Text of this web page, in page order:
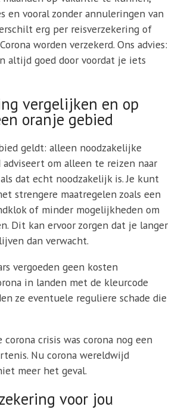
en vooral zonder annuleringen van
erg per reisverzekering of
worden verzekerd. Ons advies:
altijd goed door voordat je iets
vergelijken en op
oranje gebied
geldt: alleen noodzakelijke
adviseert om alleen te reizen naar
dat echt noodzakelijk is. Je kunt
strengere maatregelen zoals een
of minder mogelijkheden om
Dit kan ervoor zorgen dat je langer
dan verwacht.
vergoeden geen kosten
in landen met de kleurcode
ze eventuele reguliere schade die
crisis was corona nog een
Nu corona wereldwijd
meer het geval.
voor jou